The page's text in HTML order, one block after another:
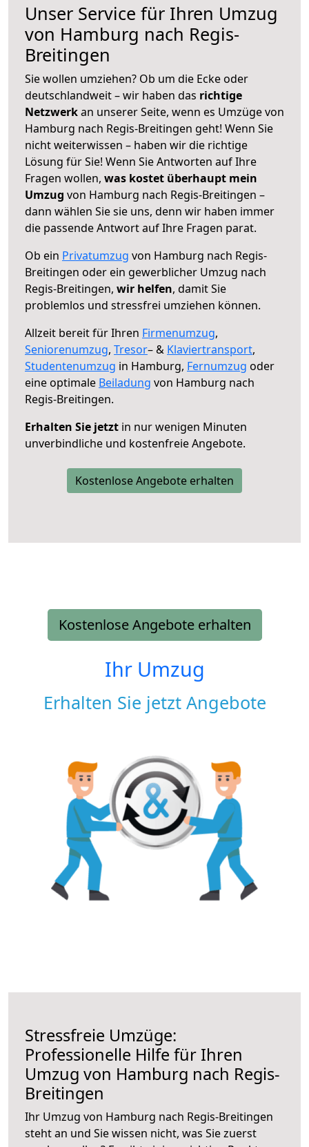
Unser Service für Ihren Umzug
von Hamburg nach Regis-
Breitingen
Sie wollen umziehen? Ob um die Ecke oder
deutschlandweit – wir haben das richtige
Netzwerkan unserer Seite, wenn es Umzüge von
Hamburg nach Regis-Breitingen geht! Wenn Sie
nicht weiterwissen – haben wir die richtige
Lösung für Sie! Wenn Sie Antworten auf Ihre
Fragen wollen, was kostet überhaupt mein
Umzug von Hamburg nach Regis-Breitingen –
dann wählen Sie sie uns, denn wir haben immer
die passende Antwort auf Ihre Fragen parat.
Ob ein Privatumzug von Hamburg nach Regis-
Breitingen oder ein gewerblicher Umzug nach
Regis-Breitingen, wir helfen, damit Sie
problemlos und stressfrei umziehen können.
Allzeit bereit für Ihren Firmenumzug,
Seniorenumzug, Tresor– & Klaviertransport,
Studentenumzug in Hamburg, Fernumzug oder
eine optimale Beiladung von Hamburg nach
Regis-Breitingen.
Erhalten Sie jetzt in nur wenigen Minuten
unverbindliche und kostenfreie Angebote.
Kostenlose Angebote erhalten
Kostenlose Angebote erhalten
Ihr Umzug
Erhalten Sie jetzt Angebote
Stressfreie Umzüge:
Professionelle Hilfe für Ihren
Umzug von Hamburg nach Regis-
Breitingen
Ihr Umzug von Hamburg nach Regis-Breitingen
steht an und Sie wissen nicht, was Sie zuerst